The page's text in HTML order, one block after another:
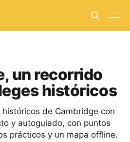
un recorrido
históricos
históricos de Cambridge con
y autoguiado, con puntos
prácticos y un mapa offline.